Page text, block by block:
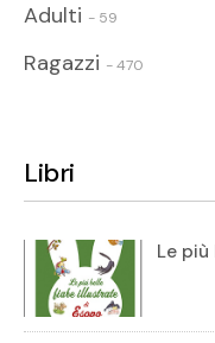
Adulti - 59
Ragazzi - 470
Libri
Le